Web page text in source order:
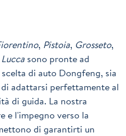
, Pistoia, Grosseto,
Lucca sono pronte ad
di auto Dongfeng, sia
adattarsi perfettamente al
di guida. La nostra
e l'impegno verso la
di garantirti un